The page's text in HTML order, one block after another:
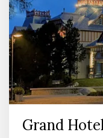
Grand